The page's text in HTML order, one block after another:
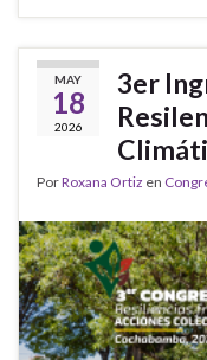
MAY
18
2026
3er
PorRoxana Ortiz en